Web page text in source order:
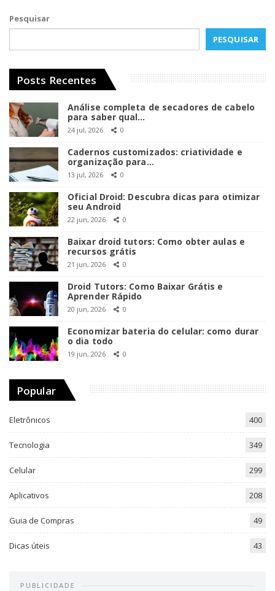
Pesquisar
PESQUISAR
Posts Recentes
Análise completa de secadores de cabelo
para saber qual…
24 jul, 2026 0
Cadernos customizados: criatividade e
organização para…
13 jul, 2026 0
Oficial Droid: Descubra dicas para otimizar
seu Android
22 jun, 2026 0
Baixar droid tutors: Como obter aulas e
recursos grátis
21 jun, 2026 0
Droid Tutors: Como Baixar Grátis e
Aprender Rápido
20 jun, 2026 0
Economizar bateria do celular: como durar
o dia todo
19 jun, 2026 0
Popular
Eletrônicos 400
Tecnologia 349
Celular 299
Aplicativos 208
Guia de Compras 49
Dicas úteis 43
PUBLICIDADE